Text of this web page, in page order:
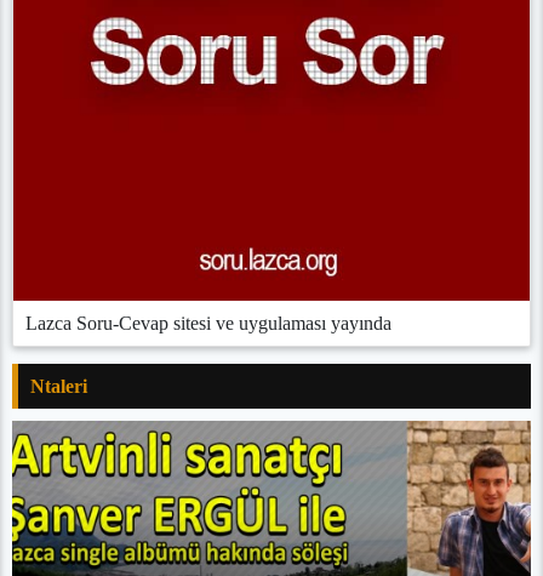
Lazca Soru-Cevap sitesi ve uygulaması yayında
Ntaleri